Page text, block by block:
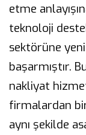
etme
teknoloji
sektörüne
başarmıştır.
nakliyat
firmalardan
aynı şekilde